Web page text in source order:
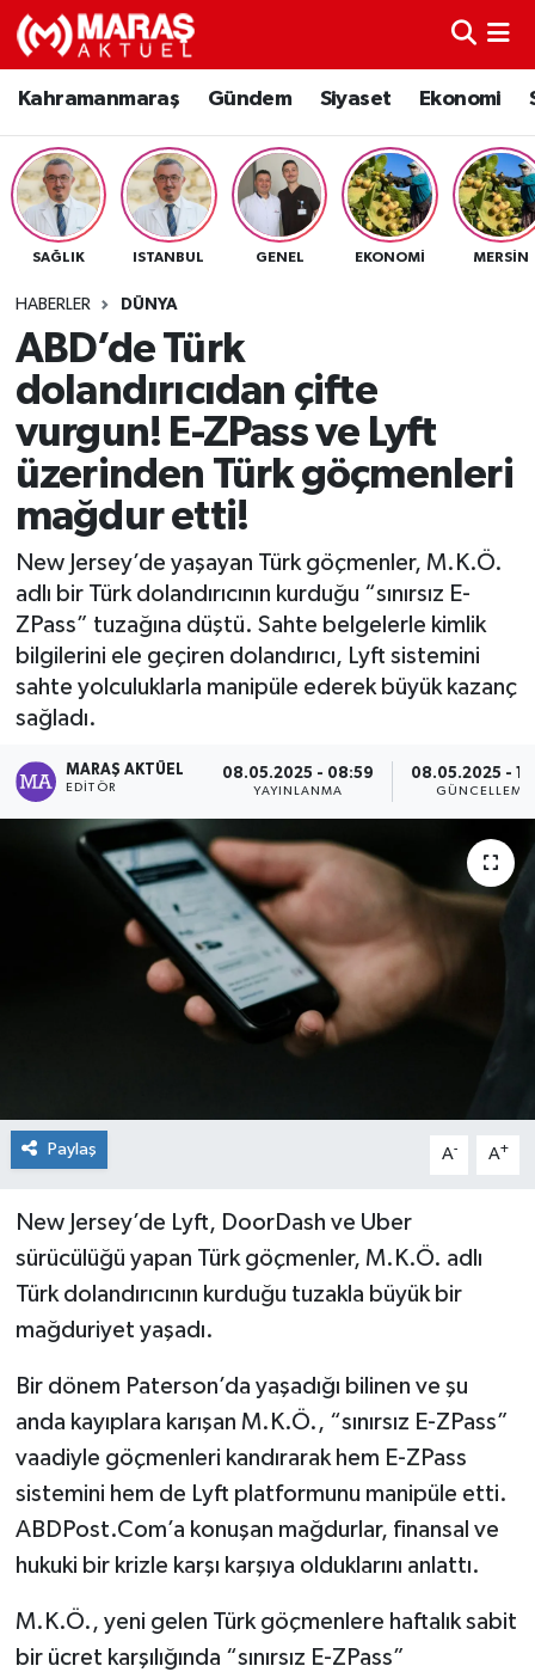
Kahramanmaraş Gündem Siyaset Ekonomi
SAĞLIK ISTANBUL GENEL EKONOMI MERSIN
HABERLER DÜNYA
ABD’de Türk
dolandırıcıdan çifte
vurgun! E-ZPass ve Lyft
üzerinden Türk göçmenleri
mağdur etti!
New Jersey’de yaşayan Türk göçmenler, M.K.Ö.
adlı bir Türk dolandırıcının kurduğu “sınırsız E-
ZPass” tuzağına düştü. Sahte belgelerle kimlik
bilgilerini ele geçiren dolandırıcı, Lyft sistemini
sahte yolculuklarla manipüle ederek büyük kazanç
sağladı.
MARAŞ AKTÜEL
EDITÖR
08.05.2025 - 08:59
YAYINLANMA
08.05.2025 -
GÜNCELLEME
Paylaş A- A+
New Jersey’de Lyft, DoorDash ve Uber
sürücülüğü yapan Türk göçmenler, M.K.Ö. adlı
Türk dolandırıcının kurduğu tuzakla büyük bir
mağduriyet yaşadı.
Bir dönem Paterson’da yaşadığı bilinen ve şu
anda kayıplara karışan M.K.Ö., “sınırsız E-ZPass”
vaadiyle göçmenleri kandırarak hem E-ZPass
sistemini hem de Lyft platformunu manipüle etti.
ABDPost.Com’a konuşan mağdurlar, finansal ve
hukuki bir krizle karşı karşıya olduklarını anlattı.
M.K.Ö., yeni gelen Türk göçmenlere haftalık sabit
bir ücret karşılığında “sınırsız E-ZPass”
Kahramanmaraş
Gündem
Siyaset
Spor
Sağlık
Teknoloji
Eğitim
Dünya
Kültür Sanat
Nöbetçi Eczaneler
Hava Durumu
Namaz Vakitleri
TFF 3.Lig 4.Grup Puan Durumu ve Fikstür
Tüm Manşetler
Son Dakika Haberleri
Haber Arşivi